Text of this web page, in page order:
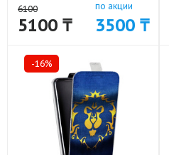
6100
5100 ₸
по акции
3500 ₸
-16%